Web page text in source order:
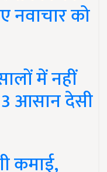
नवाचार को
में नहीं
आसान देसी
कमाई,